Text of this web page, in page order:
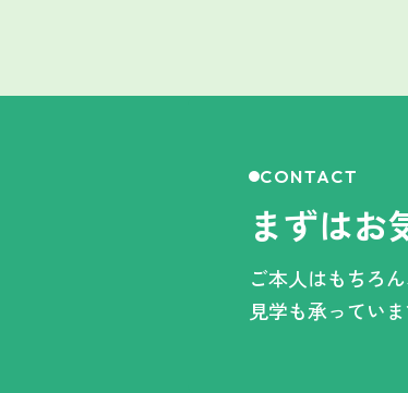
CONTACT
まずはお
ご本人はもちろ
見学も承っていま